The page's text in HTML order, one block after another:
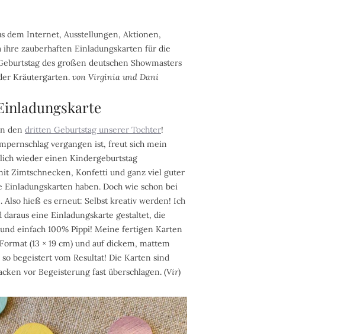
dem Internet, Ausstellungen, Aktionen,
zauberhaften Einladungskarten für die
des großen deutschen Showmasters
Kräutergarten. von Virginia und Dani
den dritten Geburtstag unserer Tochter!
vergangen ist, freut sich mein
wieder einen Kindergeburtstag
Zimtschnecken, Konfetti und ganz viel guter
haben. Doch wie schon bei
hieß es erneut: Selbst kreativ werden! Ich
eine Einladungskarte gestaltet, die
einfach 100% Pippi! Meine fertigen Karten
(13 × 19 cm) und auf dickem, mattem
begeistert vom Resultat! Die Karten sind
vor Begeisterung fast überschlagen. (Vir)